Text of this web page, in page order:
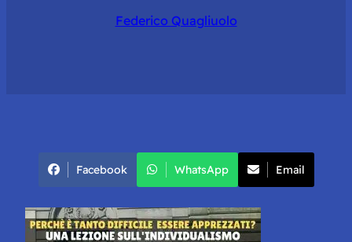
Federico Quagliuolo
Facebook WhatsApp Email